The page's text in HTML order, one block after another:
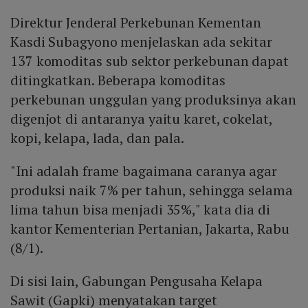
Direktur Jenderal Perkebunan Kementan
Kasdi Subagyono menjelaskan ada sekitar
137 komoditas sub sektor perkebunan dapat
ditingkatkan. Beberapa komoditas
perkebunan unggulan yang produksinya akan
digenjot di antaranya yaitu karet, cokelat,
kopi, kelapa, lada, dan pala.
"Ini adalah frame bagaimana caranya agar
produksi naik 7% per tahun, sehingga selama
lima tahun bisa menjadi 35%," kata dia di
kantor Kementerian Pertanian, Jakarta, Rabu
(8/1).
Di sisi lain, Gabungan Pengusaha Kelapa
Sawit (Gapki) menyatakan target